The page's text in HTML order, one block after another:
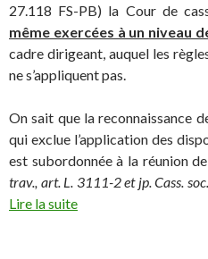
27.118 FS-PB) la Cour de
même exercées à un niveau
cadre dirigeant, auquel les
ne s’appliquent pas.
On sait que la reconnaissance
qui exclue l’application des
est subordonnée à la réunion
trav., art. L. 3111-2 et jp. Cass.
Lire la suite